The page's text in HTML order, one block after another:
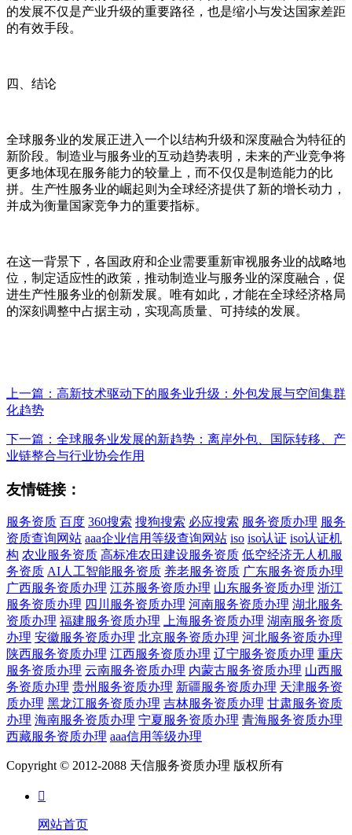
的发展不仅是产业升级的重要路径，也是缩小与发达国家差距
的有效手段。
四、结论
全球服务业的发展正进入一个以结构升级和深度融合为特征的
新阶段。制造业与服务业的互动趋势表明，未来的产业竞争将
更多地体现在服务能力的较量上，而不仅仅是制造能力的比
拼。生产性服务业的崛起则为全球经济提供了新的增长动力，
并成为衡量国家竞争力的重要指标。
在这一背景下，各国政府和企业需要重新审视服务业的战略地
位，制定适应性的政策，推动制造业与服务业的深度融合，促
进生产性服务业的创新发展。唯有如此，才能在全球经济格局
的深刻调整中占据主动，实现高质量、可持续的发展。
上一篇：高新技术驱动下的服务业升级：外包发展与空间集群
化趋势
下一篇：全球服务业发展的新趋势：离岸外包、国际转移、产
业链整合与行业协会作用
友情链接：
服务资质 百度 360搜索 搜狗搜索 必应搜索 服务资质办理 服务
资质查询网站 aaa企业信用等级查询网站 iso iso认证 iso认证机
构 农业服务资质 高标准农田建设服务资质 低空经济无人机服
务资质 AI人工智能服务资质 养老服务资质 广东服务资质办理
广西服务资质办理 江苏服务资质办理 山东服务资质办理 浙江
服务资质办理 四川服务资质办理 河南服务资质办理 湖北服务
资质办理 福建服务资质办理 上海服务资质办理 湖南服务资质
办理 安徽服务资质办理 北京服务资质办理 河北服务资质办理
陕西服务资质办理 江西服务资质办理 辽宁服务资质办理 重庆
服务资质办理 云南服务资质办理 内蒙古服务资质办理 山西服
务资质办理 贵州服务资质办理 新疆服务资质办理 天津服务资
质办理 黑龙江服务资质办理 吉林服务资质办理 甘肃服务资质
办理 海南服务资质办理 宁夏服务资质办理 青海服务资质办理
西藏服务资质办理 aaa信用等级办理
Copyright © 2012-2088 天信服务资质办理 版权所有

网站首页